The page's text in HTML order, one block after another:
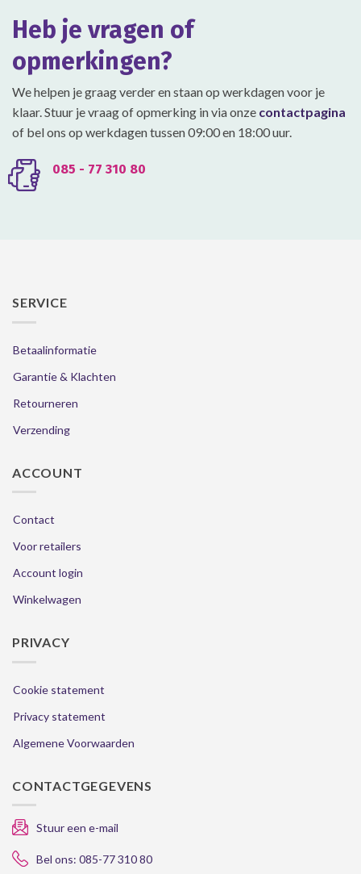
Heb je vragen of
opmerkingen?
We helpen je graag verder en staan op werkdagen voor je
klaar. Stuur je vraag of opmerking in via onze contactpagina
of bel ons op werkdagen tussen 09:00 en 18:00 uur.
085 - 77 310 80
SERVICE
Betaalinformatie
Garantie & Klachten
Retourneren
Verzending
ACCOUNT
Contact
Voor retailers
Account login
Winkelwagen
PRIVACY
Cookie statement
Privacy statement
Algemene Voorwaarden
CONTACTGEGEVENS
Stuur een e-mail
Bel ons: 085-77 310 80